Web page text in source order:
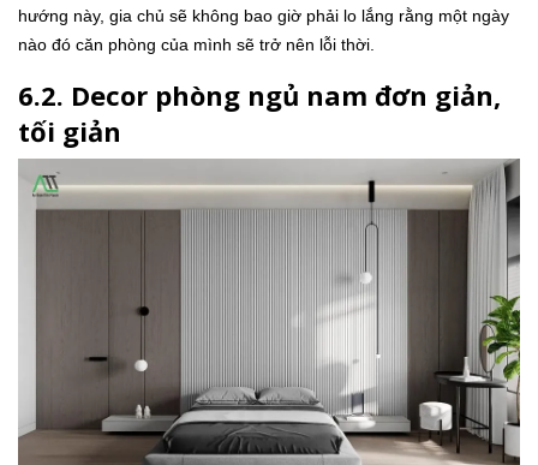
hướng này, gia chủ sẽ không bao giờ phải lo lắng rằng một ngày
nào đó căn phòng của mình sẽ trở nên lỗi thời.
6.2. Decor phòng ngủ nam đơn giản,
tối giản